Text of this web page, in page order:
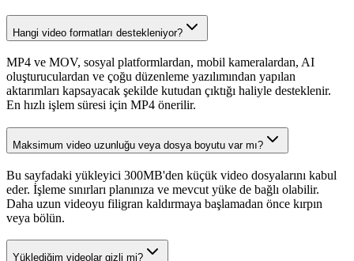
Hangi video formatları destekleniyor?
MP4 ve MOV, sosyal platformlardan, mobil kameralardan, AI
oluşturuculardan ve çoğu düzenleme yazılımından yapılan
aktarımları kapsayacak şekilde kutudan çıktığı haliyle desteklenir.
En hızlı işlem süresi için MP4 önerilir.
Maksimum video uzunluğu veya dosya boyutu var mı?
Bu sayfadaki yükleyici 300MB'den küçük video dosyalarını kabul
eder. İşleme sınırları planınıza ve mevcut yüke de bağlı olabilir.
Daha uzun videoyu filigran kaldırmaya başlamadan önce kırpın
veya bölün.
Yüklediğim videolar gizli mi?